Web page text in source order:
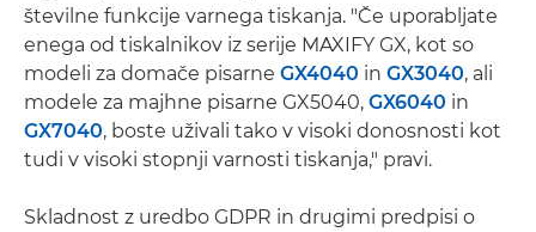
številne funkcije varnega tiskanja. "Če uporabljate
enega od tiskalnikov iz serije MAXIFY GX, kot so
modeli za domače pisarne GX4040 in GX3040, ali
modele za majhne pisarne GX5040, GX6040 in
GX7040, boste uživali tako v visoki donosnosti kot
tudi v visoki stopnji varnosti tiskanja," pravi.
Skladnost z uredbo GDPR in drugimi predpisi o